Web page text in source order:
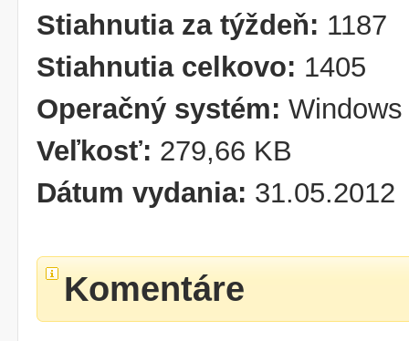
Stiahnutia za týždeň: 1187
Stiahnutia celkovo: 1405
Operačný systém:
Veľkosť: 279,66 KB
Dátum vydania: 31.05.2012
Komentáre